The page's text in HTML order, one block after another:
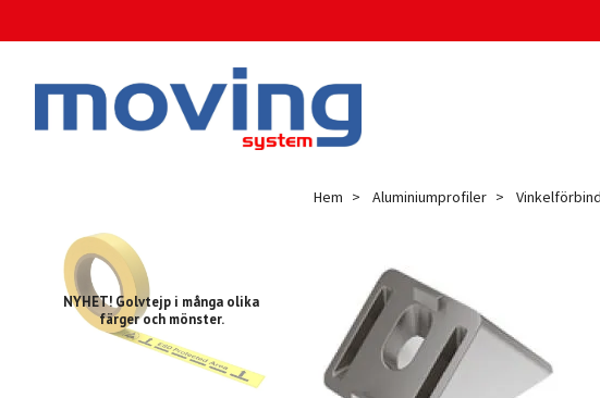
NYHET! Golvtejp i många olika
färger och mönster.
Hem Aluminiumprofiler